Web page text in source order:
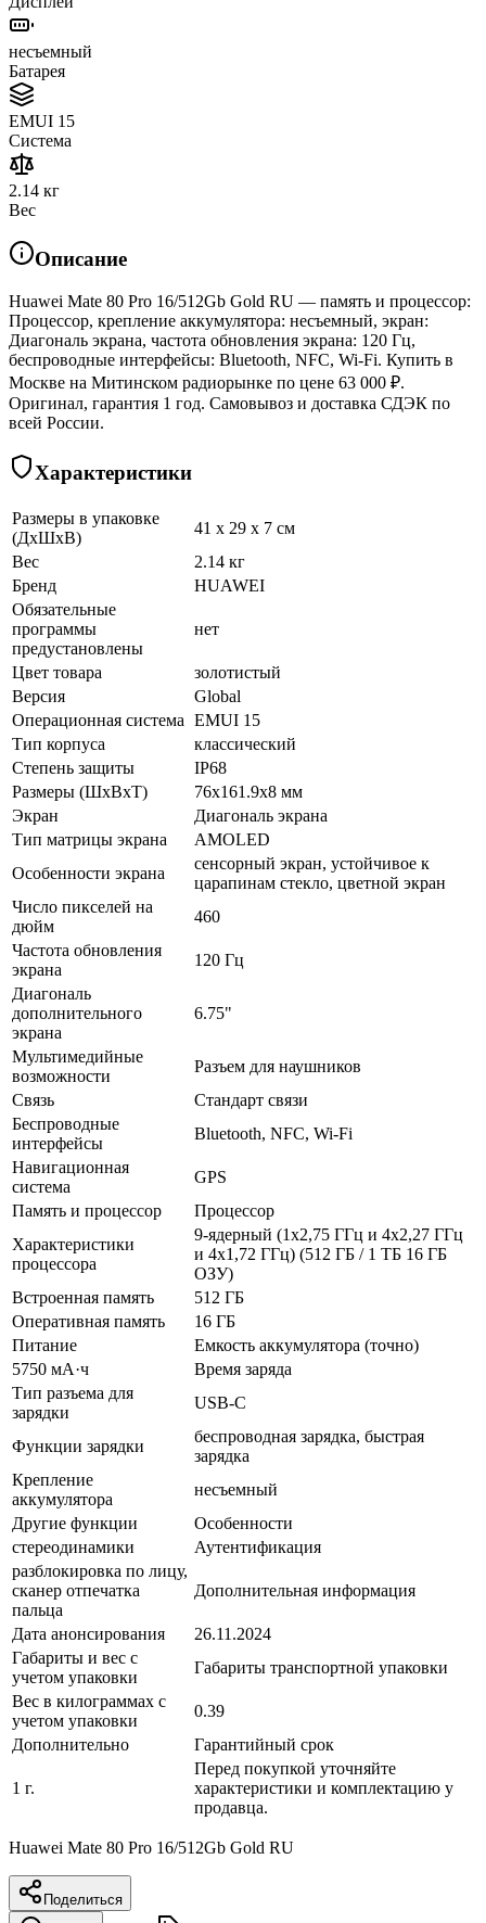
несъемный
Батарея
EMUI 15
Система
2.14 кг
Вес
Описание
Huawei Mate 80 Pro 16/512Gb Gold RU — память и процессор:
Процессор, крепление аккумулятора: несъемный, экран:
Диагональ экрана, частота обновления экрана: 120 Гц,
беспроводные интерфейсы: Bluetooth, NFC, Wi-Fi. Купить в
Москве на Митинском радиорынке по цене 63 000 ₽.
Оригинал, гарантия 1 год. Самовывоз и доставка СДЭК по
всей России.
Характеристики
Размеры в упаковке
(ДхШхВ)
41 x 29 x 7 см
Вес
2.14 кг
Бренд
HUAWEI
Обязательные
программы
предустановлены
нет
Цвет товара
золотистый
Версия
Global
Операционная система EMUI 15
Тип корпуса
классический
Степень защиты
IP68
Размеры (ШxВxТ)
76x161.9x8 мм
Экран
Диагональ экрана
Тип матрицы экрана
AMOLED
Особенности экрана
сенсорный экран, устойчивое к
царапинам стекло, цветной экран
Число пикселей на
дюйм
460
Частота обновления
экрана
120 Гц
Диагональ
дополнительного
экрана
6.75"
Мультимедийные
возможности
Разъем для наушников
Связь
Стандарт связи
Беспроводные
интерфейсы
Bluetooth, NFC, Wi-Fi
Навигационная
система
GPS
Память и процессор
Процессор
Характеристики
процессора
9-ядерный (1x2,75 ГГц и 4x2,27 ГГц
и 4x1,72 ГГц) (512 ГБ / 1 ТБ 16 ГБ
ОЗУ)
Встроенная память
512 ГБ
Оперативная память
16 ГБ
Питание
Емкость аккумулятора (точно)
5750 мА·ч
Время заряда
Тип разъема для
зарядки
USB-C
Функции зарядки
беспроводная зарядка, быстрая
зарядка
Крепление
аккумулятора
несъемный
Другие функции
Особенности
стереодинамики
Аутентификация
разблокировка по лицу,
сканер отпечатка
пальца
Дополнительная информация
Дата анонсирования
26.11.2024
Габариты и вес с
учетом упаковки
Габариты транспортной упаковки
Вес в килограммах с
учетом упаковки
0.39
Дополнительно
Гарантийный срок
1 г.
Перед покупкой уточняйте
характеристики и комплектацию у
продавца.
Huawei Mate 80 Pro 16/512Gb Gold RU
Поделиться